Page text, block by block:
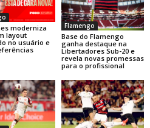
moderniza
layout
no usuário e
Flamengo
Base do Flamengo
ganha destaque na
Libertadores Sub-20 e
revela novas promessas
para o profissional